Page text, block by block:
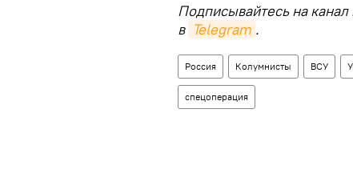
Подписывайтесь на
в Telegram .
Россия Колумнисты ВСУ
спецоперация